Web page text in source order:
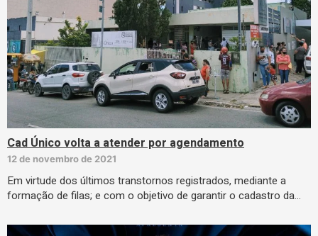
Cad Único volta a atender por agendamento
12 de novembro de 2021
Em virtude dos últimos transtornos registrados, mediante a
formação de filas; e com o objetivo de garantir o cadastro da…